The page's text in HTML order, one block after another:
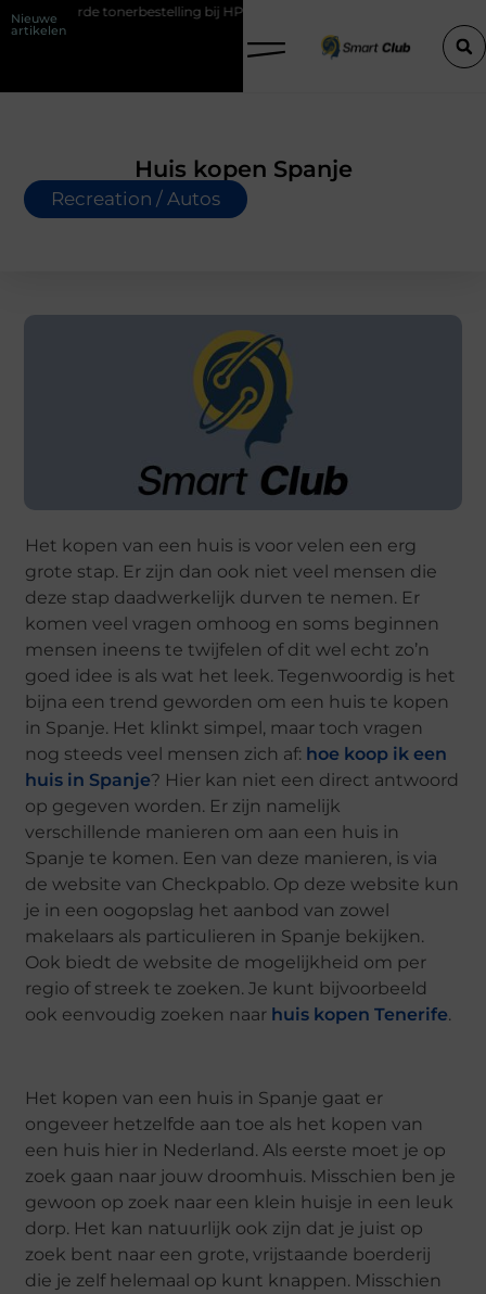
Nieuwe
artikelen
tonerbestelling bij HP printers
Huis kopen Spanje
Recreation / Autos
Het kopen van een huis is voor velen een erg
grote stap. Er zijn dan ook niet veel mensen die
deze stap daadwerkelijk durven te nemen. Er
komen veel vragen omhoog en soms beginnen
mensen ineens te twijfelen of dit wel echt zo’n
goed idee is als wat het leek. Tegenwoordig is het
bijna een trend geworden om een huis te kopen
in Spanje. Het klinkt simpel, maar toch vragen
nog steeds veel mensen zich af: hoe koop ik een
huis in Spanje? Hier kan niet een direct antwoord
op gegeven worden. Er zijn namelijk
verschillende manieren om aan een huis in
Spanje te komen. Een van deze manieren, is via
de website van Checkpablo. Op deze website kun
je in een oogopslag het aanbod van zowel
makelaars als particulieren in Spanje bekijken.
Ook biedt de website de mogelijkheid om per
regio of streek te zoeken. Je kunt bijvoorbeeld
ook eenvoudig zoeken naar huis kopen Tenerife.
Het kopen van een huis in Spanje gaat er
ongeveer hetzelfde aan toe als het kopen van
een huis hier in Nederland. Als eerste moet je op
zoek gaan naar jouw droomhuis. Misschien ben je
gewoon op zoek naar een klein huisje in een leuk
dorp. Het kan natuurlijk ook zijn dat je juist op
zoek bent naar een grote, vrijstaande boerderij
die je zelf helemaal op kunt knappen. Misschien